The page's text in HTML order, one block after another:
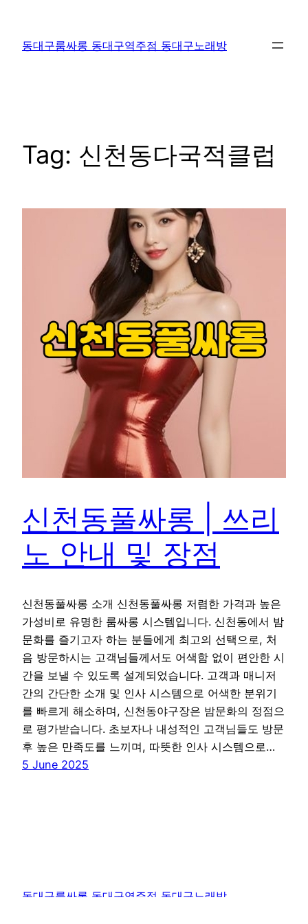
content
동대구룸싸롱 동대구역주점 동대구노래방
Tag: 신천동다국적클럽
신천동풀싸롱 | 쓰리
노 안내 및 장점
신천동풀싸롱 소개 신천동풀싸롱 저렴한 가격과 높은
가성비로 유명한 룸싸롱 시스템입니다. 신천동에서 밤
문화를 즐기고자 하는 분들에게 최고의 선택으로, 처
음 방문하시는 고객님들께서도 어색함 없이 편안한 시
간을 보낼 수 있도록 설계되었습니다. 고객과 매니저
간의 간단한 소개 및 인사 시스템으로 어색한 분위기
를 빠르게 해소하며, 신천동야구장은 밤문화의 정점으
로 평가받습니다. 초보자나 내성적인 고객님들도 방문
후 높은 만족도를 느끼며, 따뜻한 인사 시스템으로…
5 June 2025
동대구룸싸롱 동대구역주점 동대구노래방